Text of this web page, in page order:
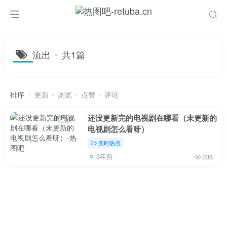
流出 共1篇
排序 更新 浏览 点赞 评论
1
还没更新完的电视剧在哪看（未更新的
电视剧怎么看呀）
实时热点
3年前 236